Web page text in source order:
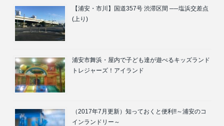
【浦安・市川】国道357号 渋滞区間 ──塩浜交差点
(上り)
浦安市舞浜・屋内で子ども達が遊べるキッズランド
トレジャーズ！アイランド
（2017年7月更新）知っておくと便利!!～浦安のコ
インランドリー～